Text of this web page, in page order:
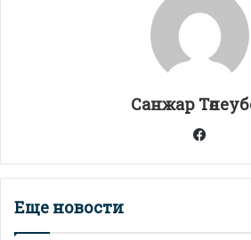
Санжар
Еще новости